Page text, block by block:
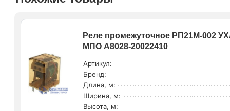
Реле промежуточное РП21М-002
МПО A8028-20022410
Артикул:
Бренд:
Длина, м:
Ширина, м:
Высота, м: